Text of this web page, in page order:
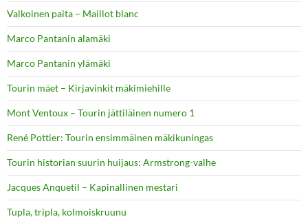
Valkoinen paita – Maillot blanc
Marco Pantanin alamäki
Marco Pantanin ylämäki
Tourin mäet – Kirjavinkit mäkimiehille
Mont Ventoux – Tourin jättiläinen numero 1
René Pottier: Tourin ensimmäinen mäkikuningas
Tourin historian suurin huijaus: Armstrong-valhe
Jacques Anquetil – Kapinallinen mestari
Tupla, tripla, kolmoiskruunu